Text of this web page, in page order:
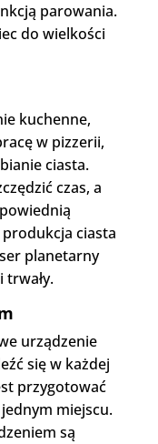
parowania.
do wielkości
kuchenne,
w pizzerii,
ciasta.
czas, a
ciasta
planetarny
trwały.
urządzenie
się w każdej
przygotować
miejscu.
są